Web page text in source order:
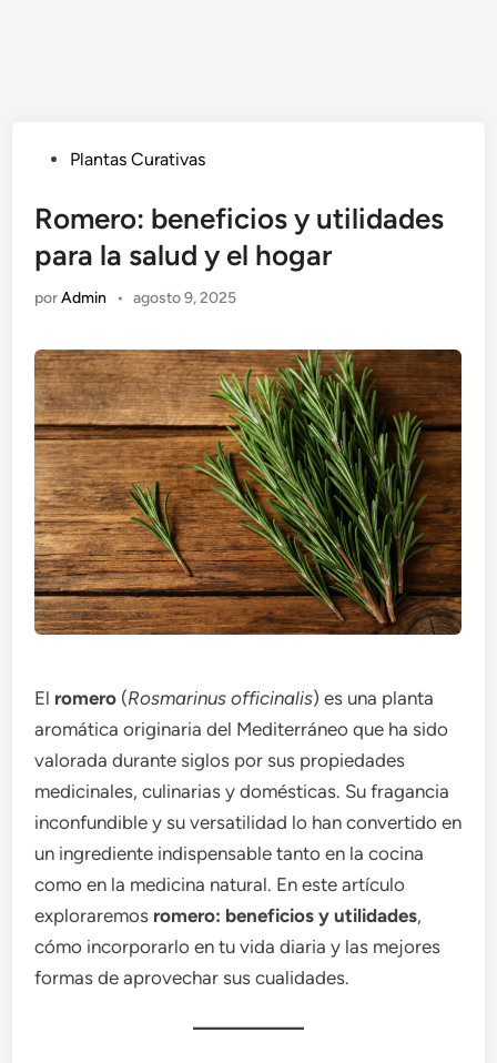
Publicado
Plantas Curativas
Romero: beneficios y utilidades
para la salud y el hogar
porAdmin • agosto 9, 2025
El romero (Rosmarinus officinalis) es una planta
aromática originaria del Mediterráneo que ha sido
valorada durante siglos por sus propiedades
medicinales, culinarias y domésticas. Su fragancia
inconfundible y su versatilidad lo han convertido en
un ingrediente indispensable tanto en la cocina
como en la medicina natural. En este artículo
exploraremos romero: beneficios y utilidades,
cómo incorporarlo en tu vida diaria y las mejores
formas de aprovechar sus cualidades.